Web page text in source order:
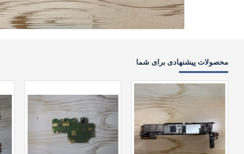
محصولات پیشنهادی برای شما